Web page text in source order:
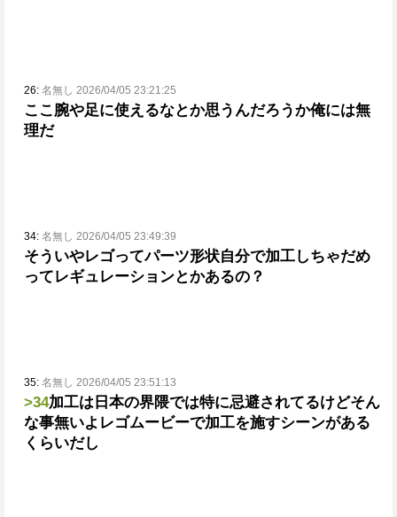
26: 名無し 2026/04/05 23:21:25
ここ腕や足に使えるなとか思うんだろうか俺には無
理だ
34: 名無し 2026/04/05 23:49:39
そういやレゴってパーツ形状自分で加工しちゃだめ
ってレギュレーションとかあるの？
35: 名無し 2026/04/05 23:51:13
>34加工は日本の界隈では特に忌避されてるけどそん
な事無いよ レゴムービーで加工を施すシーンがある
くらいだし